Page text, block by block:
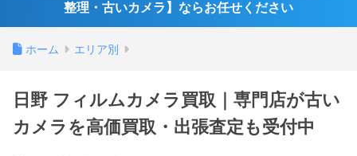
整理・古いカメラ】ならお任せください
ホーム エリア別
日野 フィルムカメラ買取｜専門店が古い
カメラを高価買取・出張査定も受付中